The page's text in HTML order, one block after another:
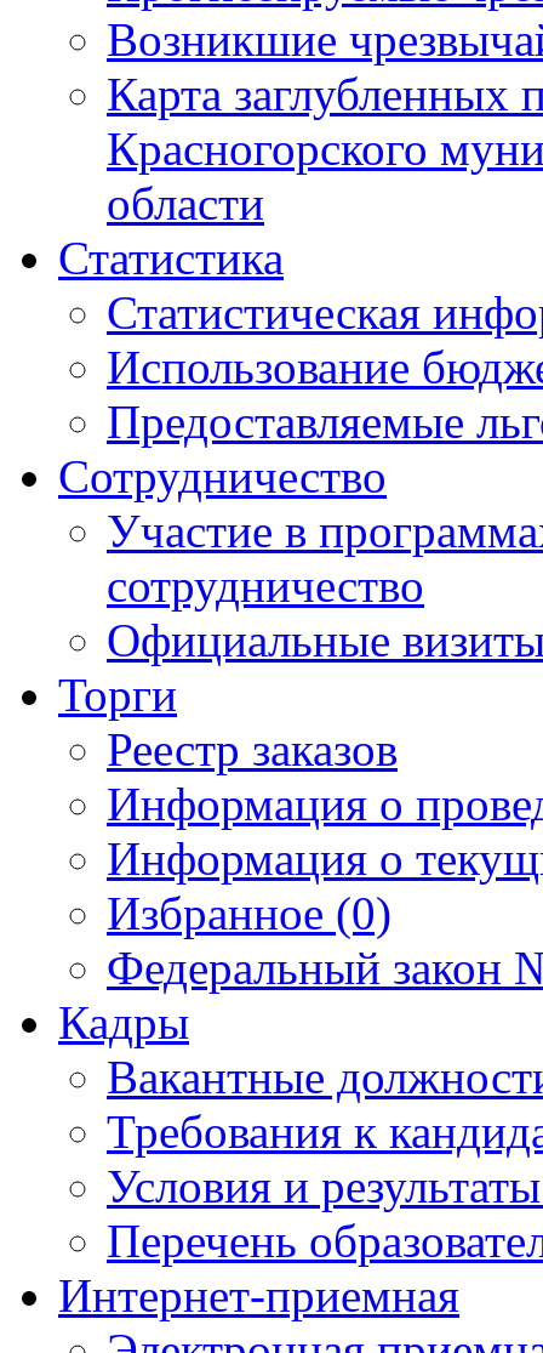
Возникшие
Карта
Красногорского
области
Статистика
Статистическая
Использование
Предоставляемые
Сотрудничество
Участие в
сотрудничество
Официальные
Торги
Реестр заказов
Информация о
Информация о
Избранное (0)
Федеральный закон
Кадры
Вакантные
Требования к
Условия и
Перечень
Интернет-приемная